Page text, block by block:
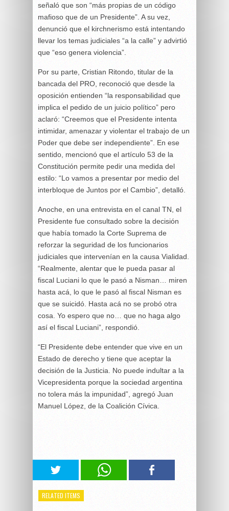
señaló que son “más propias de un código
mafioso que de un Presidente”. A su vez,
denunció que el kirchnerismo está intentando
llevar los temas judiciales “a la calle” y advirtió
que “eso genera violencia”.
Por su parte, Cristian Ritondo, titular de la
bancada del PRO, reconoció que desde la
oposición entienden “la responsabilidad que
implica el pedido de un juicio político” pero
aclaró: “Creemos que el Presidente intenta
intimidar, amenazar y violentar el trabajo de un
Poder que debe ser independiente”. En ese
sentido, mencionó que el artículo 53 de la
Constitución permite pedir una medida del
estilo: “Lo vamos a presentar por medio del
interbloque de Juntos por el Cambio”, detalló.
Anoche, en una entrevista en el canal TN, el
Presidente fue consultado sobre la decisión
que había tomado la Corte Suprema de
reforzar la seguridad de los funcionarios
judiciales que intervenían en la causa Vialidad.
“Realmente, alentar que le pueda pasar al
fiscal Luciani lo que le pasó a Nisman… miren
hasta acá, lo que le pasó al fiscal Nisman es
que se suicidó. Hasta acá no se probó otra
cosa. Yo espero que no… que no haga algo
así el fiscal Luciani”, respondió.
“El Presidente debe entender que vive en un
Estado de derecho y tiene que aceptar la
decisión de la Justicia. No puede indultar a la
Vicepresidenta porque la sociedad argentina
no tolera más la impunidad”, agregó Juan
Manuel López, de la Coalición Cívica.
RELATED ITEMS